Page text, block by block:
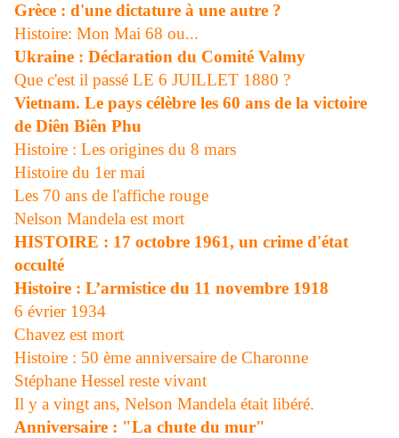
Grèce : d'une dictature à une autre ?
Histoire: Mon Mai 68 ou...
Ukraine : Déclaration du Comité Valmy
Que c'est il passé LE 6 JUILLET 1880 ?
Vietnam. Le pays célèbre les 60 ans de la victoire
de Diên Biên Phu
Histoire : Les origines du 8 mars
Histoire du 1er mai
Les 70 ans de l'affiche rouge
Nelson Mandela est mort
HISTOIRE : 17 octobre 1961, un crime d'état
occulté
Histoire : L’armistice du 11 novembre 1918
6 évrier 1934
Chavez est mort
Histoire : 50 ème anniversaire de Charonne
Stéphane Hessel reste vivant
Il y a vingt ans, Nelson Mandela était libéré.
Anniversaire : "La chute du mur"